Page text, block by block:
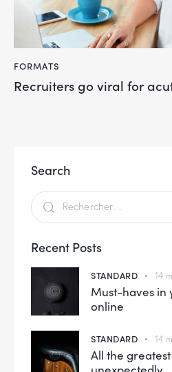
FORMATS
Recruiters go viral for
Search
Recent Posts
STANDARD 14
Must-haves in
online
STANDARD 14
All the